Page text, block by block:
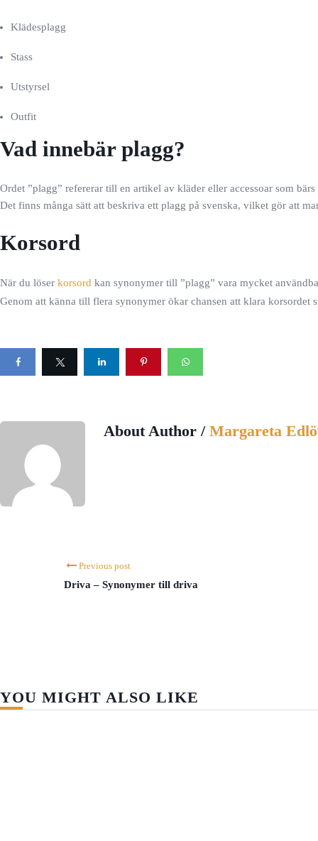
Klädesplagg
Stass
Utstyrsel
Outfit
Vad innebär plagg?
Ordet ”plagg” refererar till en artikel av kläder eller accessoar som
Det finns många sätt att beskriva ett plagg på svenska, vilket gör att
Korsord
När du löser korsord kan synonymer till ”plagg” vara mycket
Genom att känna till flera synonymer ökar chansen att klara korsordet
About Author / Margareta
Previous post
Driva – Synonymer till driva
YOU MIGHT ALSO LIKE